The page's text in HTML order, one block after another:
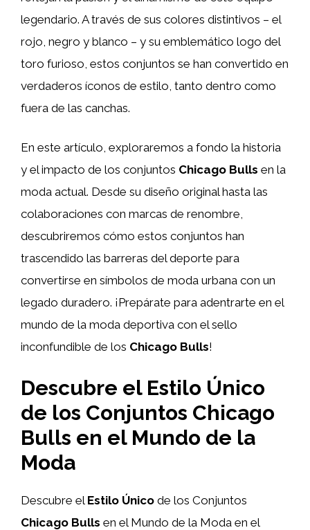
legendario. A través de sus colores distintivos – el
rojo, negro y blanco – y su emblemático logo del
toro furioso, estos conjuntos se han convertido en
verdaderos íconos de estilo, tanto dentro como
fuera de las canchas.
En este artículo, exploraremos a fondo la historia
y el impacto de los conjuntos Chicago Bulls en la
moda actual. Desde su diseño original hasta las
colaboraciones con marcas de renombre,
descubriremos cómo estos conjuntos han
trascendido las barreras del deporte para
convertirse en símbolos de moda urbana con un
legado duradero. ¡Prepárate para adentrarte en el
mundo de la moda deportiva con el sello
inconfundible de los Chicago Bulls!
Descubre el Estilo Único
de los Conjuntos Chicago
Bulls en el Mundo de la
Moda
Descubre el Estilo Único de los Conjuntos
Chicago Bulls en el Mundo de la Moda en el